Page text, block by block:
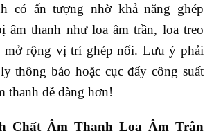
có ấn tượng nhờ khả năng ghép
âm thanh như loa âm trần, loa treo
mở rộng vị trí ghép nối. Lưu ý phải
thông báo hoặc cục đẩy công suất
thanh dễ dàng hơn!
Chất Âm Thanh Loa Âm Trân